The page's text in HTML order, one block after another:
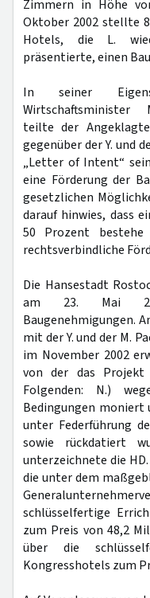
Zimmern in Höhe
Oktober 2002 stellte
Hotels, die L.
präsentierte, einen
In seiner
Wirtschaftsminister
teilte der
gegenüber der Y. und
„Letter of Intent“
eine Förderung der
gesetzlichen
darauf hinwies, dass
50 Prozent bestehe
rechtsverbindliche
Die Hansestadt
am 23. Mai
Baugenehmigungen.
mit der Y. und der M.
im November 2002
von der das Projekt
Folgenden: N.)
Bedingungen moniert
unter Federführung
sowie rückdatiert
unterzeichnete die
die unter dem
schlüsselfertige
zum Preis von 48,2
über die
Kongresshotels zum